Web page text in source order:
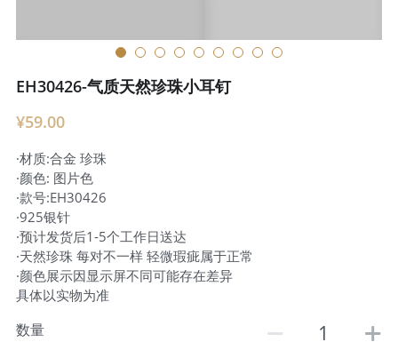
EH30426-气质天然珍珠小耳钉
¥59.00
·材质:合金 珍珠
·颜色: 图片色
·款号:EH30426
·925银针
·预计发货后1-5个工作日送达
·天然珍珠 每对不一样 轻微瑕疵属于正常
·颜色展示因显示屏不同可能存在差异
具体以实物为准
数量